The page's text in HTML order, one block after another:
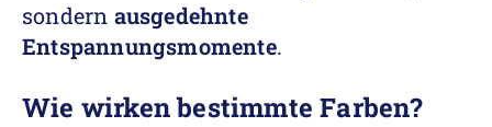
sondern ausgedehnte
Entspannungsmomente.
Wie wirken bestimmte Farben?